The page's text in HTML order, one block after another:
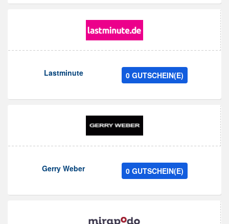
Lastminute 0 GUTSCHEIN(E)
Gerry Weber 0 GUTSCHEIN(E)